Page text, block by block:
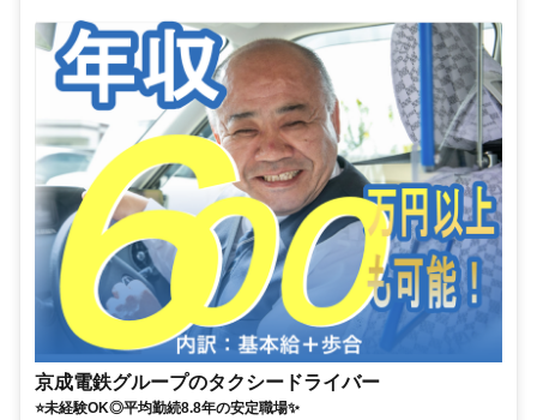
京成電鉄グループのタクシードライバー
⭐未経験OK◎平均勤続8.8年の安定職場✨